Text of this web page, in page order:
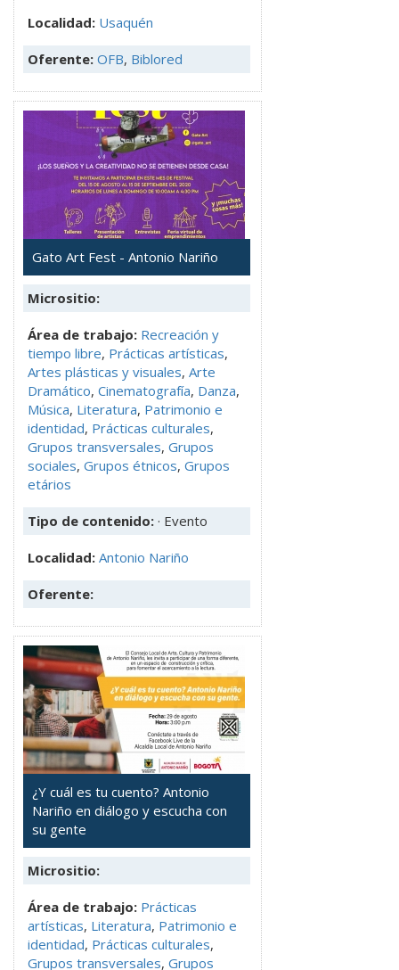
Localidad: Usaquén
Oferente: OFB, Biblored
Gato Art Fest - Antonio Nariño
Micrositio:
Área de trabajo: Recreación y
tiempo libre, Prácticas artísticas,
Artes plásticas y visuales, Arte
Dramático, Cinematografía, Danza,
Música, Literatura, Patrimonio e
identidad, Prácticas culturales,
Grupos transversales, Grupos
sociales, Grupos étnicos, Grupos
etários
Tipo de contenido: · Evento
Localidad: Antonio Nariño
Oferente:
¿Y cuál es tu cuento? Antonio
Nariño en diálogo y escucha con
su gente
Micrositio:
Área de trabajo: Prácticas
artísticas, Literatura, Patrimonio e
identidad, Prácticas culturales,
Grupos transversales, Grupos